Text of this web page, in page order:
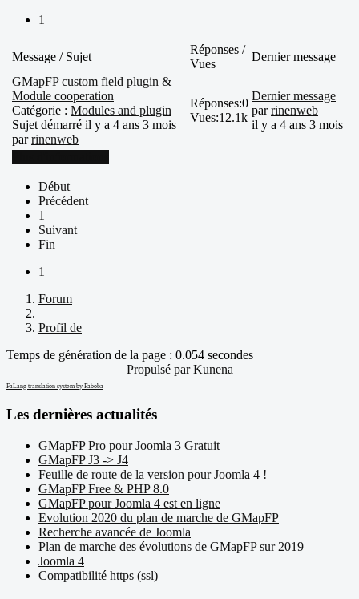
1
Message / Sujet
Réponses /
Vues
Dernier message
GMapFP custom field plugin &
Module cooperation
Catégorie : Modules and plugin
Sujet démarré il y a 4 ans 3 mois
parrinenweb
Réponses:0
Vues:12.1k
Dernier message
parrinenweb
il y a 4 ans 3 mois
Début
Précédent
1
Suivant
Fin
1
Forum
Profil de
Temps de génération de la page : 0.054 secondes
Propulsé parKunena
FaLang translation system by Faboba
Les dernières actualités
GMapFP Pro pour Joomla 3 Gratuit
GMapFP J3 -> J4
Feuille de route de la version pour Joomla 4 !
GMapFP Free & PHP 8.0
GMapFP pour Joomla 4 est en ligne
Evolution 2020 du plan de marche de GMapFP
Recherche avancée de Joomla
Plan de marche des évolutions de GMapFP sur 2019
Joomla 4
Compatibilité https (ssl)